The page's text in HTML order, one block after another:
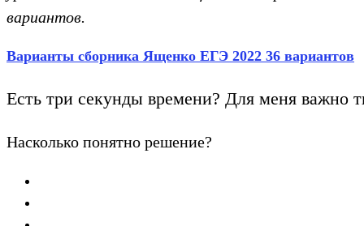
вариантов.
Варианты сборника Ященко ЕГЭ 2022 36 вариантов
Есть три секунды времени? Для меня важно
Насколько понятно решение?